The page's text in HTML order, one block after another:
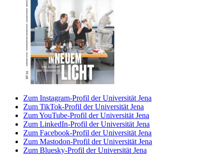
Zum Instagram-Profil der Universität Jena
Zum TikTok-Profil der Universität Jena
Zum YouTube-Profil der Universität Jena
Zum LinkedIn-Profil der Universität Jena
Zum Facebook-Profil der Universität Jena
Zum Mastodon-Profil der Universität Jena
Zum Bluesky-Profil der Universität Jena